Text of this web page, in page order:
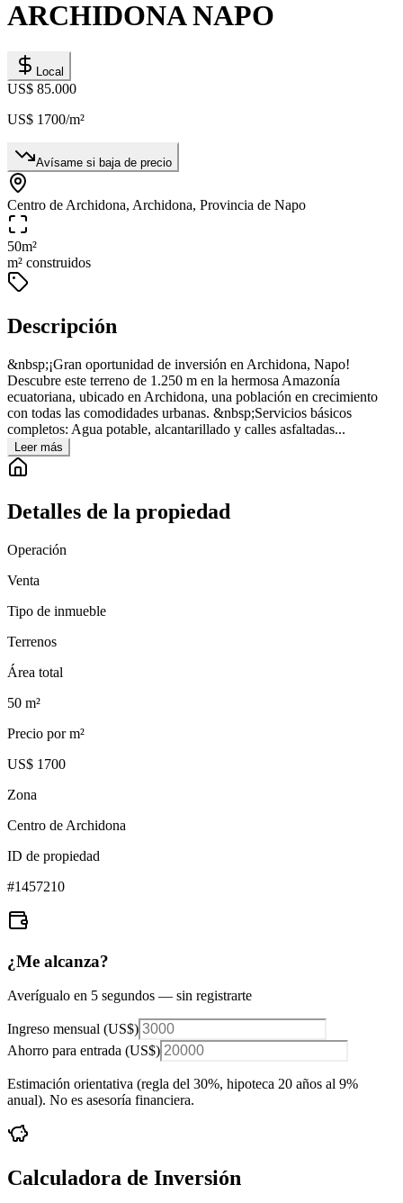
ARCHIDONA NAPO
Local
US$ 85.000
US$ 1700/m²
Avísame si baja de precio
Centro de Archidona, Archidona, Provincia de Napo
50m²
m² construidos
Descripción
&nbsp;¡Gran oportunidad de inversión en Archidona, Napo!
Descubre este terreno de 1.250 m en la hermosa Amazonía
ecuatoriana, ubicado en Archidona, una población en crecimiento
con todas las comodidades urbanas. &nbsp;Servicios básicos
completos: Agua potable, alcantarillado y calles asfaltadas...
Leer más
Detalles de la propiedad
Operación
Venta
Tipo de inmueble
Terrenos
Área total
50 m²
Precio por m²
US$ 1700
Zona
Centro de Archidona
ID de propiedad
#1457210
¿Me alcanza?
Averígualo en 5 segundos — sin registrarte
Ingreso mensual (US$)
Ahorro para entrada (US$)
Estimación orientativa (regla del 30%, hipoteca 20 años al 9%
anual). No es asesoría financiera.
Calculadora de Inversión